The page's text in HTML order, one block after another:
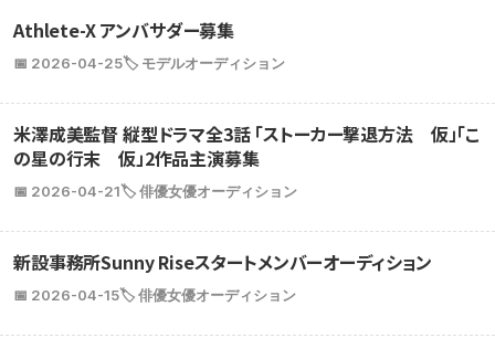
Athlete-X アンバサダー募集
📅 2026-04-25🏷️ モデルオーディション
米澤成美監督 縦型ドラマ全3話 「ストーカー撃退方法 仮」「こ
の星の行末 仮」2作品主演募集
📅 2026-04-21🏷️ 俳優女優オーディション
新設事務所Sunny Riseスタートメンバーオーディション
📅 2026-04-15🏷️ 俳優女優オーディション